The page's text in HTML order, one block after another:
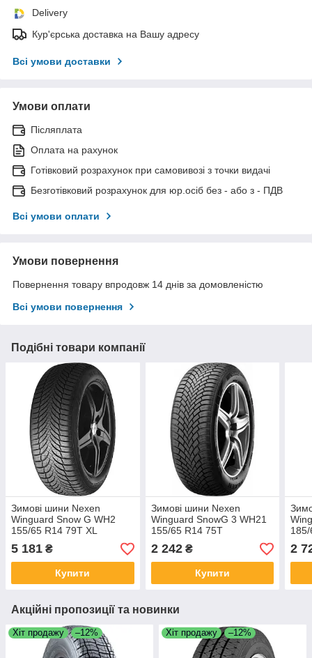
Delivery
Кур'єрська доставка на Вашу адресу
Всі умови доставки
Умови оплати
Післяплата
Оплата на рахунок
Готівковий розрахунок при самовивозі з точки видачі
Безготівковий розрахунок для юр.осіб без - або з - ПДВ
Всі умови оплати
Умови повернення
Повернення товару впродовж 14 днів за домовленістю
Всі умови повернення
Подібні товари компанії
Зимові шини Nexen
Winguard Snow G WH2
155/65 R14 79T XL
5 181 ₴
Купити
Зимові шини Nexen
Winguard SnowG 3 WH21
155/65 R14 75T
2 242₴
Купити
2
Акційні пропозиції та новинки
Хіт продажу –12% Хіт продажу –12%